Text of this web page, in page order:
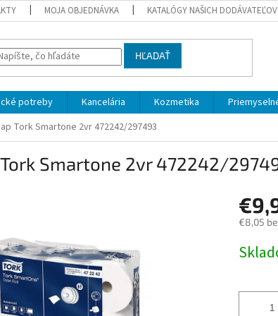
MOJA OBJEDNÁVKA KATALÓGY NAŠICH DODÁVATEĽOV
HĽADAŤ
potreby Kancelária Kozmetika
Tork Smartone 2vr 472242/297493
Smartone 2vr 472242/
€8,05
cena: